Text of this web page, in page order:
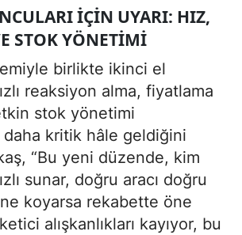
İÇIN UYARI: HIZ,
STOK YÖNETIMI
birlikte ikinci el
reaksiyon alma, fiyatlama
stok yönetimi
daha kritik hâle geldiğini
“Bu yeni düzende, kim
sunar, doğru aracı doğru
koyarsa rekabette öne
alışkanlıkları kayıyor, bu